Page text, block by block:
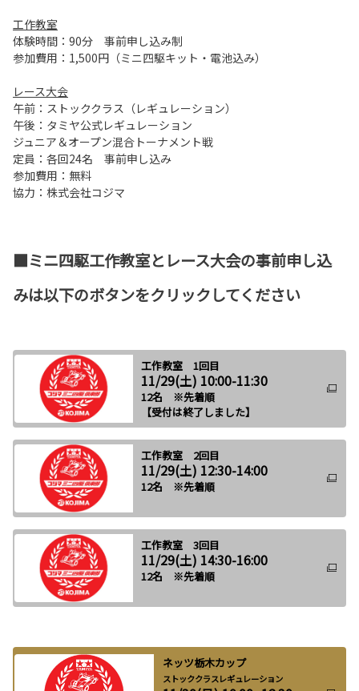
工作教室
体験時間：90分 事前申し込み制
参加費用：1,500円（ミニ四駆キット・電池込み）
レース大会
午前：ストッククラス（レギュレーション）
午後：タミヤ公式レギュレーション
ジュニア＆オープン混合トーナメント戦
定員：各回24名 事前申し込み
参加費用：無料
協力：株式会社コジマ
■ミニ四駆工作教室とレース大会の事前申し込
みは以下のボタンをクリックしてください
工作教室 1回目
11/29(土) 10:00-11:30
12名 ※先着順
【受付は終了しました】
工作教室 2回目
11/29(土) 12:30-14:00
12名 ※先着順
工作教室 3回目
11/29(土) 14:30-16:00
12名 ※先着順
ネッツ栃木カップ
ストッククラスレギュレーション